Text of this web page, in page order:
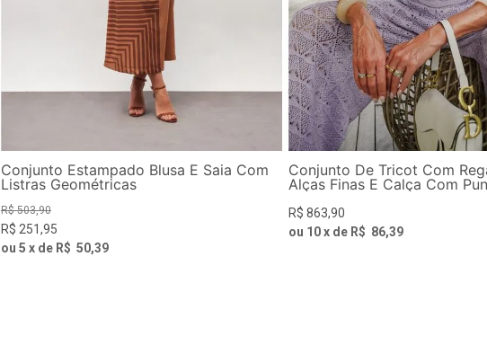
Conjunto Estampado Blusa E Saia Com
Listras Geométricas
R$ 503,90
R$ 251,95
ou 5 x de R$ 50,39
Conjunto De Tricot Com
Alças Finas E Calça Com
R$ 863,90
ou 10x de R$ 86,39